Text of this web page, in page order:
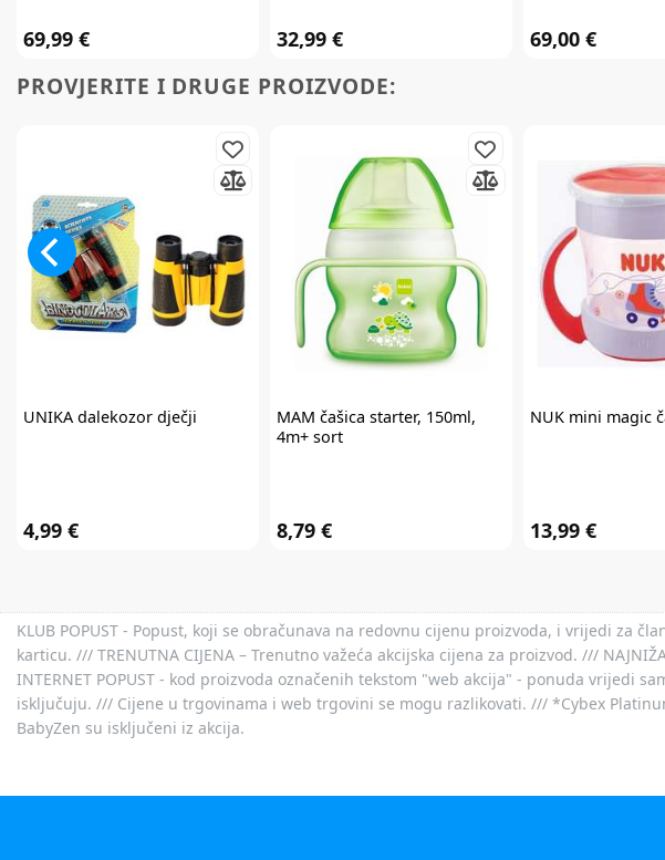
69,99 € 32,99 € 69,00 €
PROVJERITE I DRUGE PROIZVODE:
UNIKAdalekozor dječji
4,99 €
MAM čašica starter, 150ml,
4m+ sort
8,79 €
NUKmini magic
13,99 €
KLUB POPUST - Popust, koji se obračunava na redovnu cijenu proizvoda, i vrijedi za
karticu. /// TRENUTNA CIJENA – Trenutno važeća akcijska cijena za proizvod. ///
INTERNET POPUST - kod proizvoda označenih tekstom "web akcija" - ponuda
isključuju. /// Cijene u trgovinama i web trgovini se mogu razlikovati. /// *Cybex
BabyZen su isključeni iz akcija.
proizvode Cybex
Baby Brezza i Scoot &
usluga. Promo kod za
akcijama i klupskim